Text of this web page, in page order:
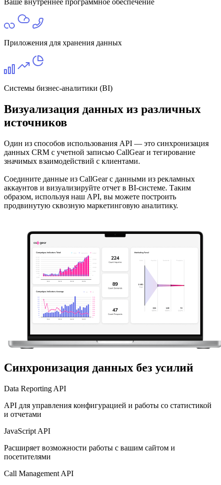
Приложения для хранения данных
Системы бизнес-аналитики (BI)
Визуализация данных из различных
источников
Один из способов использования API — это синхронизация
данных CRM с учетной записью CallGear и тегирование
значимых взаимодействий с клиентами.
Соедините данные из CallGear с данными из рекламных
аккаунтов и визуализируйте отчет в BI-системе. Таким
образом, используя наш API, вы можете построить
продвинутую сквозную маркетинговую аналитику.
Синхронизация данных без усилий
Data Reporting API
API для управления конфигурацией и работы со статистикой
и отчетами
JavaScript API
Расширяет возможности работы с вашим сайтом и
посетителями
Call Management API